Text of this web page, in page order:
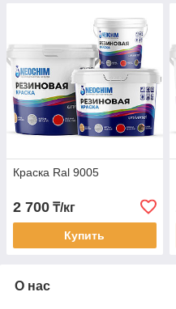
Краска Ral 9005
2 700 ₸/кг
Купить
О нас